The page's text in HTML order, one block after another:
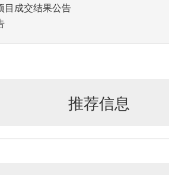
目成交结果公告
推荐信息